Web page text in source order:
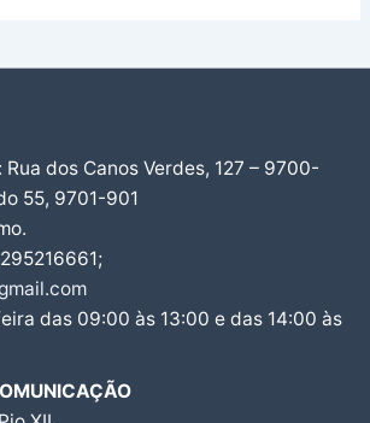
dos Canos Verdes, 127 – 9700-
55, 9701-901
das 09:00 às 13:00 e das 14:00 às